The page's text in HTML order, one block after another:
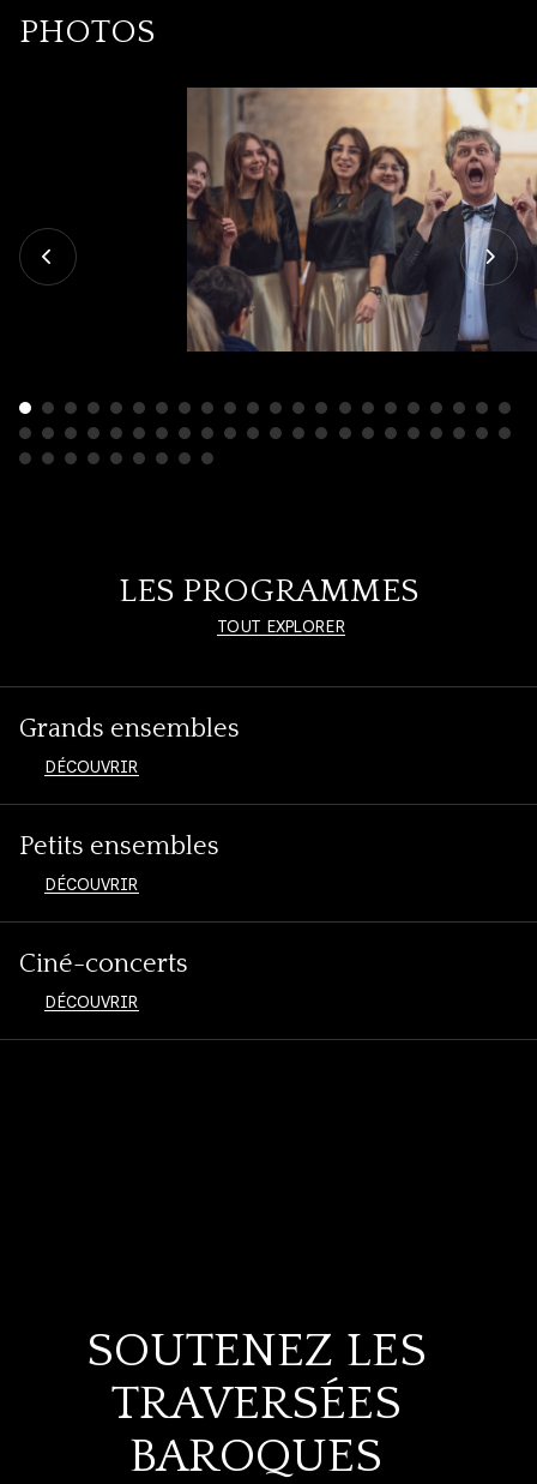
PHOTOS
LES PROGRAMMES
TOUT EXPLORER
Grands ensembles
DÉCOUVRIR
Petits ensembles
DÉCOUVRIR
Ciné-concerts
DÉCOUVRIR
SOUTENEZ LES
TRAVERSÉES
BAROQUES